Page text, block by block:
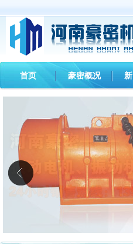
首页 豪密概况